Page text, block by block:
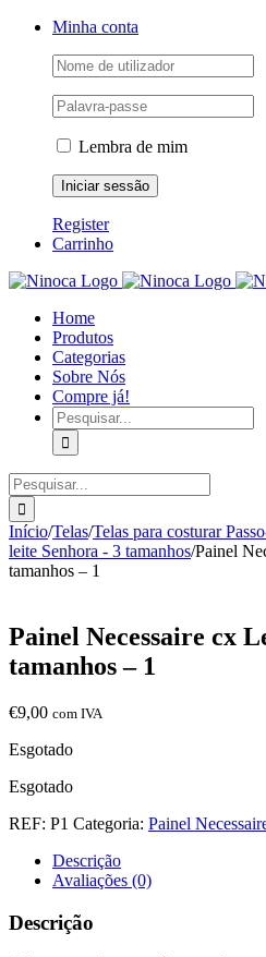
Skip
Facebook
Instagram
YouTubeMinha conta
Lembra de mim
Register
Carrinho
Home
Produtos
Categorias
Sobre Nós
Compre já!
Pesquisar
Pesquisar
Início/Telas/Telas para costurar
leite Senhora - 3 tamanhos/Painel
tamanhos – 1
Painel Necessaire cx
tamanhos – 1
€9,00 com IVA
Esgotado
Esgotado
REF: P1 Categoria: Painel
Descrição
Avaliações (0)
Descrição